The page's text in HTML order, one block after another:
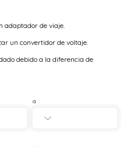
adaptador de viaje.
un convertidor de voltaje.
debido a la diferencia de
a